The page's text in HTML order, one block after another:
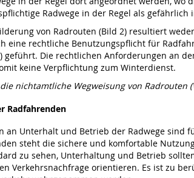
Radwege in der Regel als
von Radrouten (Bild 2) resultiert
eine rechtliche Benutzungspflicht für
geführt. Die rechtlichen Anforderungen an
keine Verpflichtung zum Winterdienst.
nichtamtliche Wegweisung von Radrouten
Radfahrenden
an Unterhalt und Betrieb der Radwege
steht die sichere und komfortable
zu sehen, Unterhaltung und Betrieb
Verkehrsnachfrage orientieren. Es ist zu